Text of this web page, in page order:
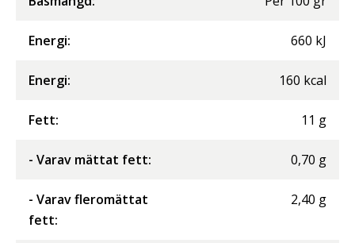
Energi: 660 kJ
Energi: 160 kcal
Fett: 11 g
- Varav mättat fett: 0,70 g
- Varav fleromättat
fett:
2,40 g